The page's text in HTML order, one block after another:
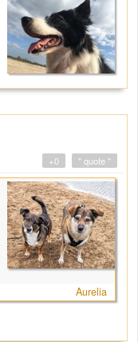
" quote "
+0
Aurelia